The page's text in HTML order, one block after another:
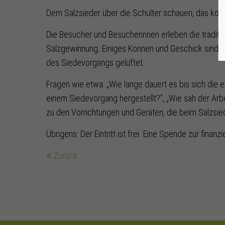
Dem Salzsieder über die Schulter schauen, das
Die Besucher und Besucherinnen erleben die
Salzgewinnung. Einiges Können und Geschick
des Siedevorgangs gelüftet.
Fragen wie etwa: „Wie lange dauert es bis sich die
einem Siedevorgang hergestellt?“, „Wie sah der
zu den Vorrichtungen und Geräten, die beim
Übrigens: Der Eintritt ist frei. Eine Spende zur
Zurück